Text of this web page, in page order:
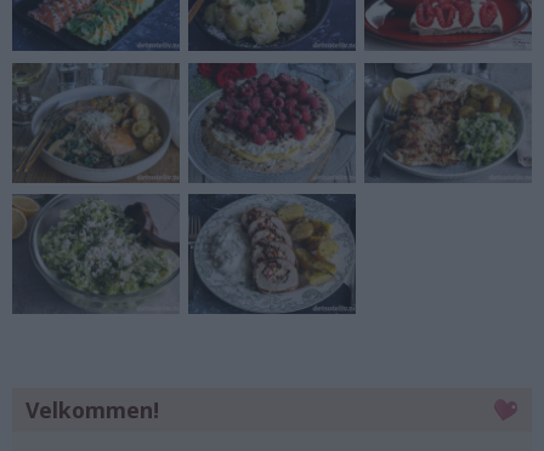
Velkommen!